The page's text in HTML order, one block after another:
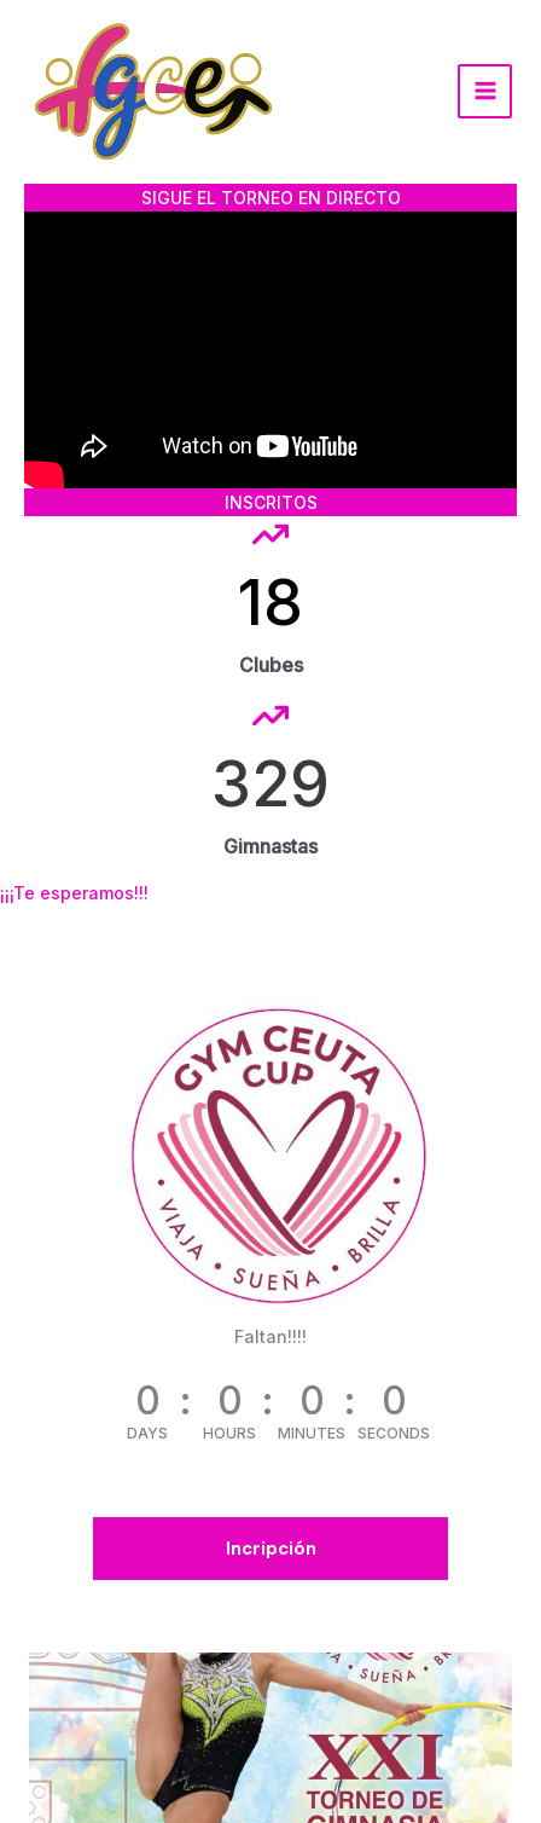
contenido
SIGUE EL TORNEO EN DIRECTO
INSCRITOS
18
Clubes
329
Gimnastas
¡¡¡Te esperamos!!!
Faltan!!!!
0
DAYS
0
HOURS
0
MINUTES
0
SECONDS
Incripción